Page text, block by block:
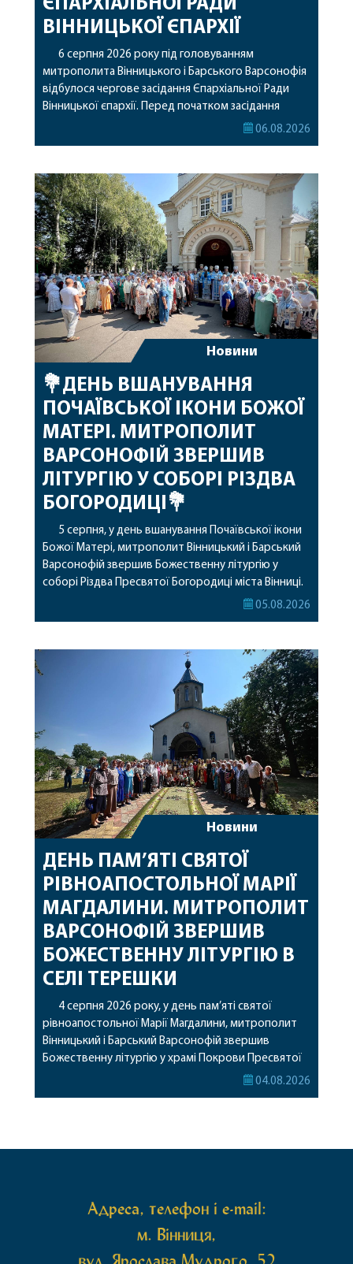
ЄПАРХІАЛЬНОЇ РАДИ
ВІННИЦЬКОЇ ЄПАРХІЇ
6 серпня 2026 року під головуванням
митрополита Вінницького і Барського Варсонофія
відбулося чергове засідання Єпархіальної Ради
Вінницької єпархії. Перед початком засідання
секретар Єпархіальної Ради від імені членів Ради
побажавши йому міцного здоров’я, Божої
допомоги, миру, духовної радості та
благословенних успіхів у подальшому
архіпастирському служінні. […]
06.08.2026
Новини
💐ДЕНЬ ВШАНУВАННЯ
ПОЧАЇВСЬКОЇ ІКОНИ БОЖОЇ
МАТЕРІ. МИТРОПОЛИТ
ВАРСОНОФІЙ ЗВЕРШИВ
ЛІТУРГІЮ У СОБОРІ РІЗДВА
БОГОРОДИЦІ💐
5 серпня, у день вшанування Почаївської ікони
Божої Матері, митрополит Вінницький і Барський
Варсонофій звершив Божественну літургію у
соборі Різдва Пресвятої Богородиці міста Вінниці.
Його Високопреосвященству співслужили
священному сані. Під час богослужіння підносилися
особливі молитви за мир в Україні, за воїнів, які
05.08.2026
Новини
ДЕНЬ ПАМ’ЯТІ СВЯТОЇ
РІВНОАПОСТОЛЬНОЇ МАРІЇ
МАГДАЛИНИ. МИТРОПОЛИТ
ВАРСОНОФІЙ ЗВЕРШИВ
БОЖЕСТВЕННУ ЛІТУРГІЮ В
СЕЛІ ТЕРЕШКИ
4 серпня 2026 року, у день пам’яті святої
рівноапостольної Марії Магдалини, митрополит
Вінницький і Барський Варсонофій звершив
Божественну літургію у храмі Покрови Пресвятої
Богородиці села Терешки Барського благочиння.
04.08.2026
Адреса, телефон і e-mail:
м. Вінниця,